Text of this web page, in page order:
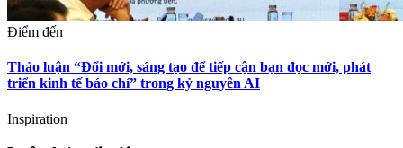
Điểm đến
Thảo luận “Đổi mới, sáng tạo để tiếp cận bạn đọc mới, phát
triển kinh tế báo chí” trong kỷ nguyên AI
Inspiration